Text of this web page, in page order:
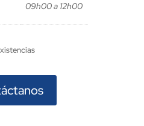
09h00 a 12h00